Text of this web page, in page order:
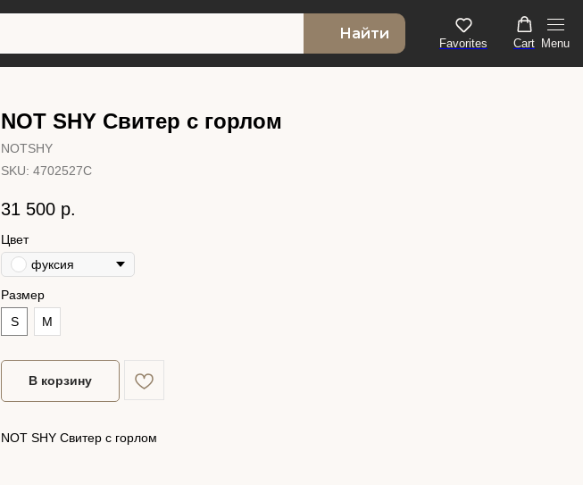
Найти
Favorites Cart Menu
NOT SHY Свитер с горлом
NOTSHY
SKU: 4702527C
31 500 р.
Цвет
фуксия
Размер
S
M
В корзину
NOT SHY Свитер с горлом